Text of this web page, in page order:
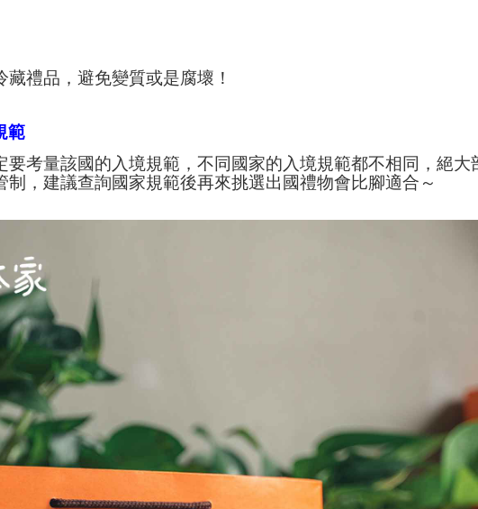
禮品，避免變質或是腐壞！
範
要考量該國的入境規範，不同國家的入境規範都不相同，絕大
制，建議查詢國家規範後再來挑選出國禮物會比腳適合～